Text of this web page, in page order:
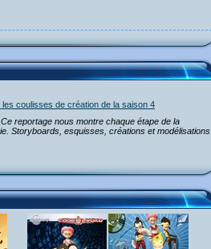
coulisses de création de la saison 4
reportage nous montre chaque étape de la
Storyboards, esquisses, créations et modélisations